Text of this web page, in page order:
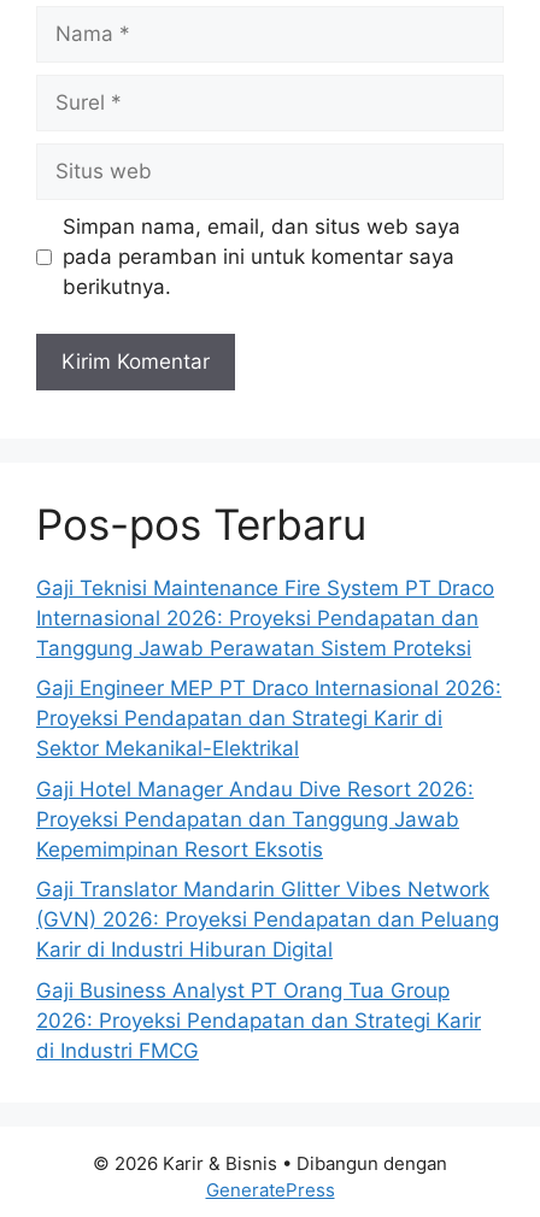
Nama
Surel
Situs
web
Simpan nama, email, dan situs web saya
pada peramban ini untuk komentar saya
berikutnya.
Pos-pos Terbaru
Gaji Teknisi Maintenance Fire System PT Draco
Internasional 2026: Proyeksi Pendapatan dan
Tanggung Jawab Perawatan Sistem Proteksi
Gaji Engineer MEP PT Draco Internasional 2026:
Proyeksi Pendapatan dan Strategi Karir di
Sektor Mekanikal-Elektrikal
Gaji Hotel Manager Andau Dive Resort 2026:
Proyeksi Pendapatan dan Tanggung Jawab
Kepemimpinan Resort Eksotis
Gaji Translator Mandarin Glitter Vibes Network
(GVN) 2026: Proyeksi Pendapatan dan Peluang
Karir di Industri Hiburan Digital
Gaji Business Analyst PT Orang Tua Group
2026: Proyeksi Pendapatan dan Strategi Karir
di Industri FMCG
© 2026 Karir & Bisnis • Dibangun dengan
GeneratePress